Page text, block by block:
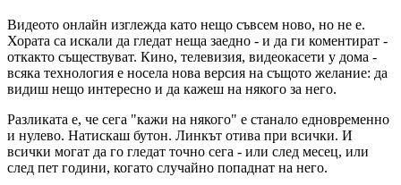
Видеото онлайн изглежда като нещо съвсем ново, но не е.
Хората са искали да гледат неща заедно - и да ги коментират -
откакто съществуват. Кино, телевизия, видеокасети у дома -
всяка технология е носела нова версия на същото желание: да
видиш нещо интересно и да кажеш на някого за него.
Разликата е, че сега "кажи на някого" е станало едновременно
и нулево. Натискаш бутон. Линкът отива при всички. И
всички могат да го гледат точно сега - или след месец, или
след пет години, когато случайно попаднат на него.